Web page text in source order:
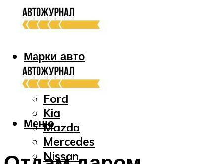
Марки авто
Audi
Bmw
Ford
Kia
Mazda
Mercedes
Nissan
Меню